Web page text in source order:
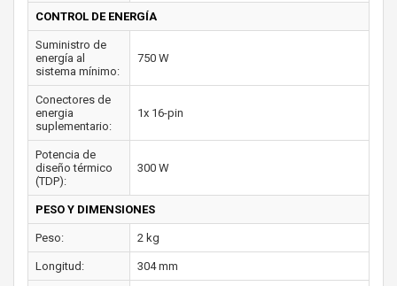
CONTROL DE ENERGÍA
Suministro de
energía al
sistema mínimo:
750 W
Conectores de
energia
suplementario:
1x 16-pin
Potencia de
diseño térmico
(TDP):
300 W
PESO Y DIMENSIONES
Peso: 2 kg
Longitud: 304 mm